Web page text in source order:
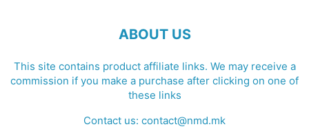
ABOUT US
This site contains product affiliate links. We may receive a
commission if you make a purchase after clicking on one of
these links
Contact us: contact@nmd.mk